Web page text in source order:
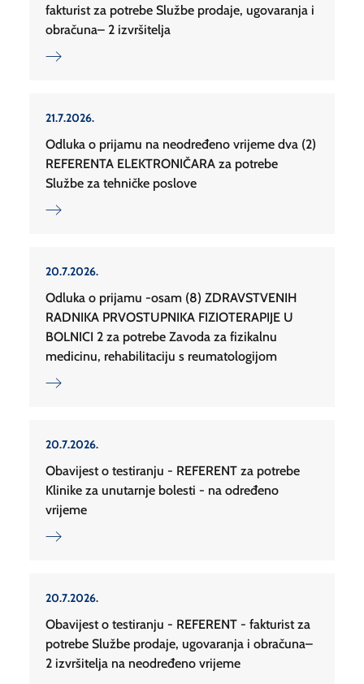
fakturist za potrebe Službe prodaje, ugovaranja i
obračuna– 2 izvršitelja
21.7.2026.
Odluka o prijamu na neodređeno vrijeme dva (2)
REFERENTA ELEKTRONIČARA za potrebe
Službe za tehničke poslove
20.7.2026.
Odluka o prijamu -osam (8) ZDRAVSTVENIH
RADNIKA PRVOSTUPNIKA FIZIOTERAPIJE U
BOLNICI 2 za potrebe Zavoda za fizikalnu
medicinu, rehabilitaciju s reumatologijom
20.7.2026.
Obavijest o testiranju - REFERENT za potrebe
Klinike za unutarnje bolesti - na određeno
vrijeme
20.7.2026.
Obavijest o testiranju - REFERENT - fakturist za
potrebe Službe prodaje, ugovaranja i obračuna–
2 izvršitelja na neodređeno vrijeme